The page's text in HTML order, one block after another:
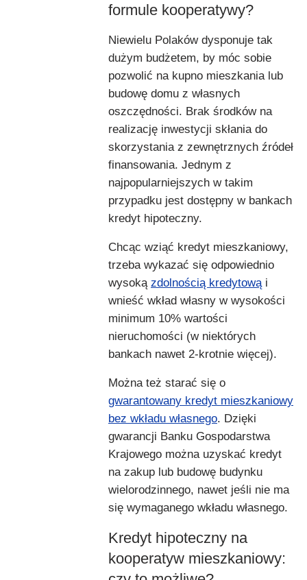
formule kooperatywy?
Niewielu Polaków dysponuje tak
dużym budżetem, by móc sobie
pozwolić na kupno mieszkania lub
budowę domu z własnych
oszczędności. Brak środków na
realizację inwestycji skłania do
skorzystania z zewnętrznych źródeł
finansowania. Jednym z
najpopularniejszych w takim
przypadku jest dostępny w bankach
kredyt hipoteczny.
Chcąc wziąć kredyt mieszkaniowy,
trzeba wykazać się odpowiednio
wysoką zdolnością kredytową i
wnieść wkład własny w wysokości
minimum 10% wartości
nieruchomości (w niektórych
bankach nawet 2-krotnie więcej).
Można też starać się o
gwarantowany kredyt mieszkaniowy
bez wkładu własnego. Dzięki
gwarancji Banku Gospodarstwa
Krajowego można uzyskać kredyt
na zakup lub budowę budynku
wielorodzinnego, nawet jeśli nie ma
się wymaganego wkładu własnego.
Kredyt hipoteczny na
kooperatyw mieszkaniowy: